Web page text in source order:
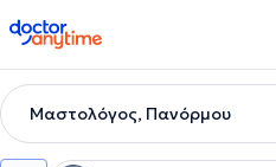
doctoranytime
Μαστολόγος, Πανόρμου